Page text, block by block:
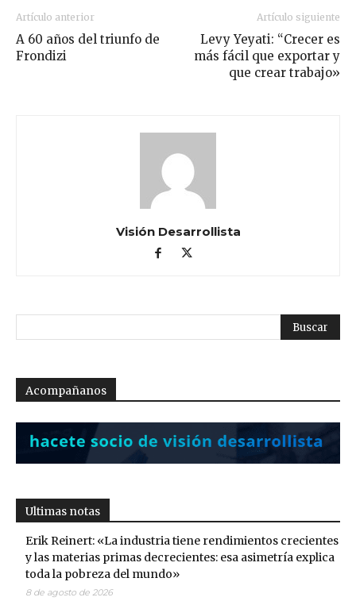
Artículo anterior
A 60 años del triunfo de
Frondizi
Artículo siguiente
Levy Yeyati: “Crecer es
más fácil que exportar y
que crear trabajo»
Visión Desarrollista
Acompañanos
Ultimas notas
Erik Reinert: «La industria tiene rendimientos crecientes
y las materias primas decrecientes: esa asimetría explica
toda la pobreza del mundo»
8 de agosto de 2026